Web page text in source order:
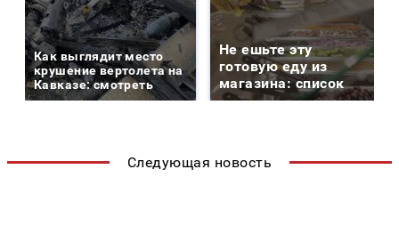
Как выглядит место
крушение вертолета на
Кавказе: смотреть
Не ешьте эту
готовую еду из
магазина: список
Следующая новость